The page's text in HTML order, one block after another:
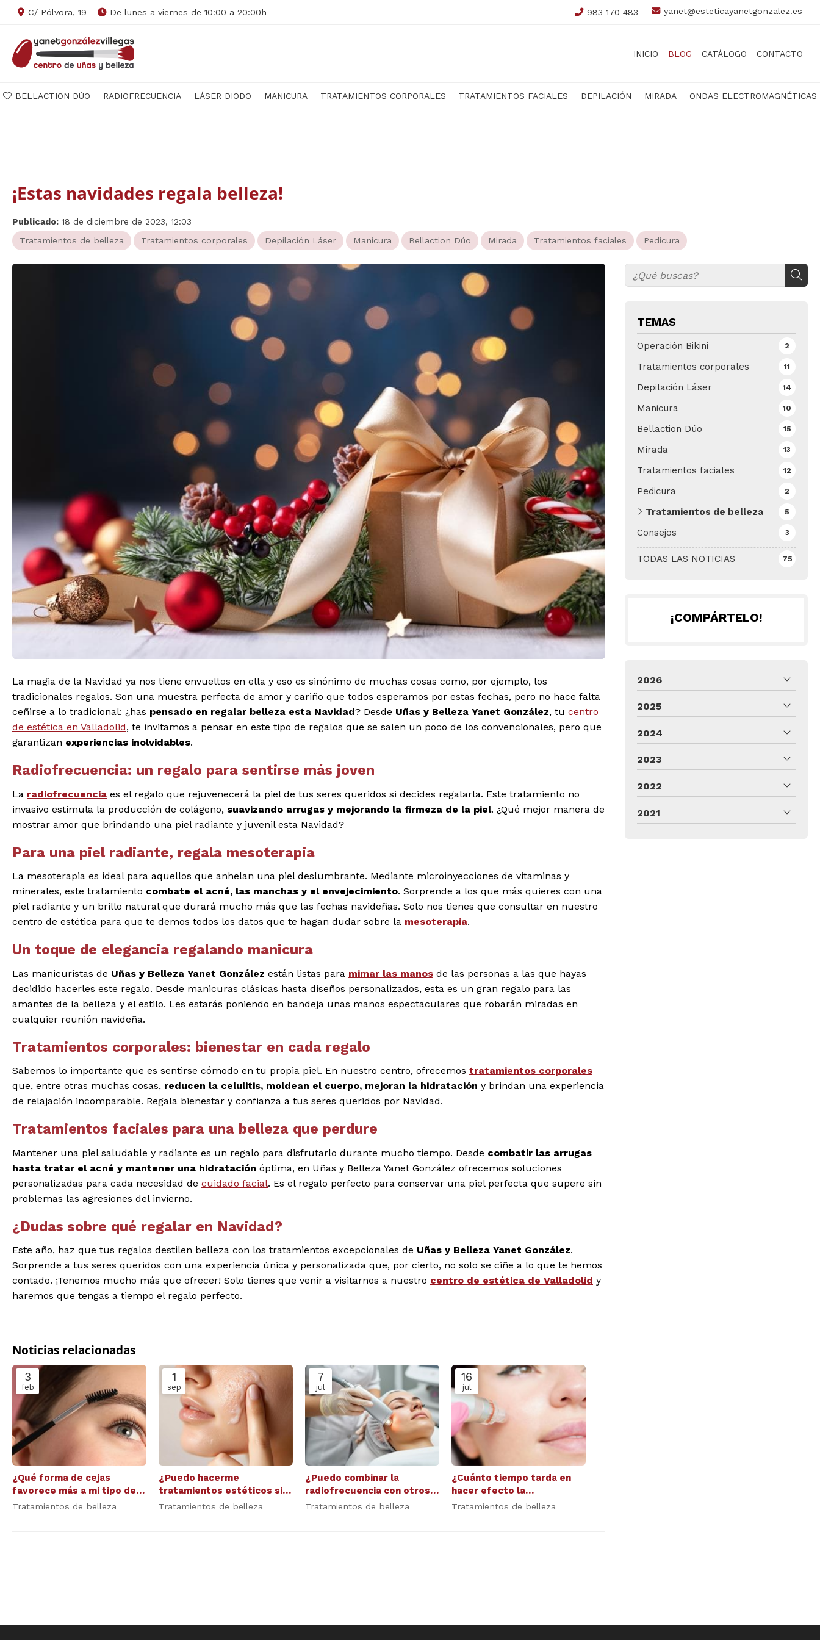
C/ Pólvora, 19 De lunes a viernes de 10:00 a 20:00h 983 170 483 yanet@esteticayanetgonzalez.es
INICIO BLOG CATÁLOGO CONTACTO
BELLACTION DÚO RADIOFRECUENCIA LÁSER DIODO MANICURA TRATAMIENTOS CORPORALES TRATAMIENTOS FACIALES DEPILACIÓN MIRADA ONDAS ELECTROMAGNÉTICAS
¡Estas navidades regala belleza!
Publicado: 18 de diciembre de 2023, 12:03
Tratamientos de belleza
Tratamientos corporales Depilación Láser Manicura Bellaction Dúo Mirada Tratamientos faciales Pedicura
TEMAS
TODAS LAS NOTICIAS 75
Operación Bikini 2
Tratamientos corporales 11
Depilación Láser 14
Manicura 10
Bellaction Dúo 15
Mirada 13
Tratamientos faciales 12
Pedicura 2
Tratamientos de belleza 5
Consejos 3
La magia de la Navidad ya nos tiene envueltos en ella y eso es sinónimo de muchas cosas como, por ejemplo, los
tradicionales regalos. Son una muestra perfecta de amor y cariño que todos esperamos por estas fechas, pero no hace falta
ceñirse a lo tradicional: ¿has pensado en regalar belleza esta Navidad? Desde Uñas y Belleza Yanet González, tu centro
de estética en Valladolid, te invitamos a pensar en este tipo de regalos que se salen un poco de los convencionales, pero que
garantizan experiencias inolvidables.
Radiofrecuencia: un regalo para sentirse más joven
La radiofrecuencia es el regalo que rejuvenecerá la piel de tus seres queridos si decides regalarla. Este tratamiento no
invasivo estimula la producción de colágeno, suavizando arrugas y mejorando la firmeza de la piel. ¿Qué mejor manera de
mostrar amor que brindando una piel radiante y juvenil esta Navidad?
Para una piel radiante, regala mesoterapia
La mesoterapia es ideal para aquellos que anhelan una piel deslumbrante. Mediante microinyecciones de vitaminas y
minerales, este tratamiento combate el acné, las manchas y el envejecimiento. Sorprende a los que más quieres con una
piel radiante y un brillo natural que durará mucho más que las fechas navideñas. Solo nos tienes que consultar en nuestro
centro de estética para que te demos todos los datos que te hagan dudar sobre la mesoterapia.
Un toque de elegancia regalando manicura
Las manicuristas de Uñas y Belleza Yanet González están listas para mimar las manos de las personas a las que hayas
decidido hacerles este regalo. Desde manicuras clásicas hasta diseños personalizados, esta es un gran regalo para las
amantes de la belleza y el estilo. Les estarás poniendo en bandeja unas manos espectaculares que robarán miradas en
cualquier reunión navideña.
Tratamientos corporales: bienestar en cada regalo
Sabemos lo importante que es sentirse cómodo en tu propia piel. En nuestro centro, ofrecemos tratamientos corporales
que, entre otras muchas cosas, reducen la celulitis, moldean el cuerpo, mejoran la hidratación y brindan una experiencia
de relajación incomparable. Regala bienestar y confianza a tus seres queridos por Navidad.
Tratamientos faciales para una belleza que perdure
Mantener una piel saludable y radiante es un regalo para disfrutarlo durante mucho tiempo. Desde combatir las arrugas
hasta tratar el acné y mantener una hidratación óptima, en Uñas y Belleza Yanet González ofrecemos soluciones
personalizadas para cada necesidad de cuidado facial. Es el regalo perfecto para conservar una piel perfecta que supere sin
problemas las agresiones del invierno.
¿Dudas sobre qué regalar en Navidad?
Este año, haz que tus regalos destilen belleza con los tratamientos excepcionales de Uñas y Belleza Yanet González.
Sorprende a tus seres queridos con una experiencia única y personalizada que, por cierto, no solo se ciñe a lo que te hemos
contado. ¡Tenemos mucho más que ofrecer! Solo tienes que venir a visitarnos a nuestro centro de estética de Valladolid y
haremos que tengas a tiempo el regalo perfecto.
Noticias relacionadas
3
feb
¿Qué forma de cejas
favorece más a mi tipo de
rostro?
Tratamientos de belleza
1
sep
¿Puedo hacerme
tratamientos estéticos si
tengo piel sensible?
Tratamientos de belleza
7
jul
¿Puedo combinar la
radiofrecuencia con otros
tratamientos?
Tratamientos de belleza
16
jul
¿Cuánto tiempo tarda en
hacer efecto la
mesoterapia?
Tratamientos de belleza
¡COMPÁRTELO!
2026
2025
2024
2023
2022
2021